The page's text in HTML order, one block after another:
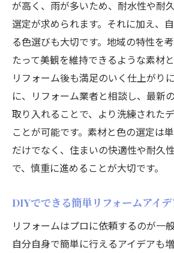
が高く、雨が多いため、耐水性や耐
選定が求められます。それに加え、
る色選びも大切です。地域の特性を
たって美観を維持できるような素材
リフォーム後も満足のいく仕上がり
に、リフォーム業者と相談し、最新
取り入れることで、より洗練された
ことが可能です。素材と色の選定は
だけでなく、住まいの快適性や耐久
で、慎重に進めることが大切です。
DIYでできる簡単リフォームアイデ
リフォームはプロに依頼するのが一
自分自身で簡単に行えるアイデアも